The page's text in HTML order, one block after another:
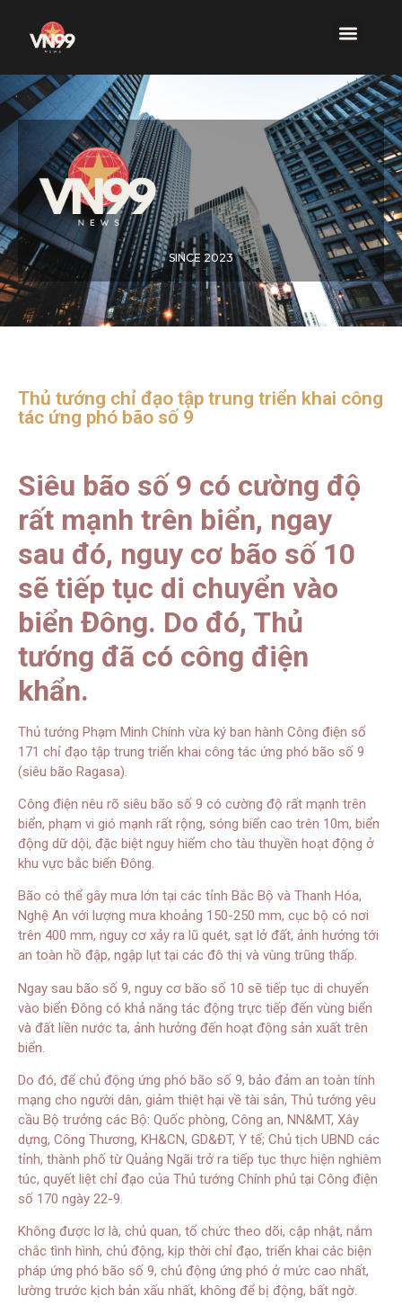
SINCE 2023
Thủ tướng chỉ đạo tập trung triển khai công
tác ứng phó bão số 9
Siêu bão số 9 có cường độ
rất mạnh trên biển, ngay
sau đó, nguy cơ bão số 10
sẽ tiếp tục di chuyển vào
biển Đông. Do đó, Thủ
tướng đã có công điện
khẩn.
Thủ tướng Phạm Minh Chính vừa ký ban hành Công điện số
171 chỉ đạo tập trung triển khai công tác ứng phó bão số 9
(siêu bão Ragasa).
Công điện nêu rõ siêu bão số 9 có cường độ rất mạnh trên
biển, phạm vi gió mạnh rất rộng, sóng biển cao trên 10m, biển
động dữ dội, đặc biệt nguy hiểm cho tàu thuyền hoạt động ở
khu vực bắc biển Đông.
Bão có thể gây mưa lớn tại các tỉnh Bắc Bộ và Thanh Hóa,
Nghệ An với lượng mưa khoảng 150-250 mm, cục bộ có nơi
trên 400 mm, nguy cơ xảy ra lũ quét, sạt lở đất, ảnh hưởng tới
an toàn hồ đập, ngập lụt tại các đô thị và vùng trũng thấp.
Ngay sau bão số 9, nguy cơ bão số 10 sẽ tiếp tục di chuyển
vào biển Đông có khả năng tác động trực tiếp đến vùng biển
và đất liền nước ta, ảnh hưởng đến hoạt động sản xuất trên
biển.
Do đó, để chủ động ứng phó bão số 9, bảo đảm an toàn tính
mạng cho người dân, giảm thiệt hại về tài sản, Thủ tướng yêu
cầu Bộ trưởng các Bộ: Quốc phòng, Công an, NN&MT, Xây
dựng, Công Thương, KH&CN, GD&ĐT, Y tế; Chủ tịch UBND các
tỉnh, thành phố từ Quảng Ngãi trở ra tiếp tục thực hiện nghiêm
túc, quyết liệt chỉ đạo của Thủ tướng Chính phủ tại Công điện
số 170 ngày 22-9.
Không được lơ là, chủ quan, tổ chức theo dõi, cập nhật, nắm
chắc tình hình, chủ động, kịp thời chỉ đạo, triển khai các biện
pháp ứng phó bão số 9, chủ động ứng phó ở mức cao nhất,
lường trước kịch bản xấu nhất, không để bị động, bất ngờ.